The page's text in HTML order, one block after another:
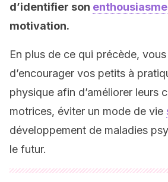
d’identifier son enthousiasme
motivation.
En plus de ce qui précède,
d’encourager vos petits à
physique afin d’améliorer leurs
motrices, éviter un mode de vie
développement de maladies
le futur.